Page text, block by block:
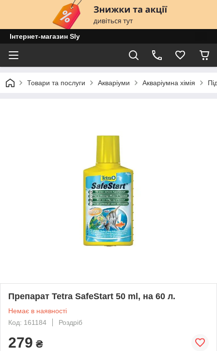
Інтернет-магазин Sly
Товари та послуги Акваріуми Акваріумна хімія
Препарат Tetra SafeStart 50 ml, на 60 л.
Немає в наявності
Код: 161184
Роздріб
279 ₴